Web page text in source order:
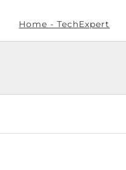
Home - TechExpert